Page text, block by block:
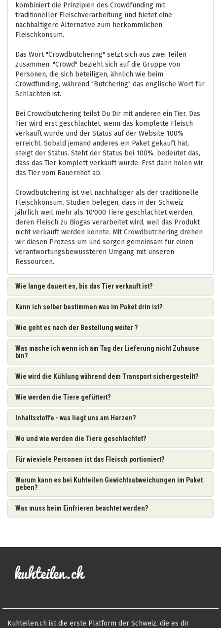
kombiniert die Prinzipien des Crowdfunding mit
traditioneller Fleischverarbeitung und bietet eine
nachhaltigere Alternative zum herkömmlichen
Fleischkonsum.
Das Wort "Crowdbutchering" setzt sich aus zwei Teilen
zusammen: "Crowd" bezieht sich auf die Gruppe von
Personen, die sich beteiligen, ähnlich wie beim
Crowdfunding, während "Butchering" das englische Wort für
Schlachten ist.
Bei Crowdbutchering teilst Du Dir mit anderen ein Tier. Das
Tier wird erst geschlachtet, wenn das komplette Fleisch
verkauft wurde und der Status auf der Website 100%
erreicht. Sobald jemand anderes ein Paket gekauft hat,
steigt der Status. Steht der Status bei 100%, bedeutet das,
dass das Tier komplett verkauft wurde. Erst dann holen wir
das Tier vom Bauernhof ab.
Crowdbutchering ist viel nachhaltiger als der traditionelle
Fleischkonsum. Studien belegen, dass in der Schweiz
jährlich weit mehr als 10'000 Tiere geschlachtet werden,
deren Fleisch zu Biogas verarbeitet wird, weil das Produkt
nicht verkauft werden konnte. Mit Crowdbutchering drehen
wir diesen Prozess um und sorgen gemeinsam für einen
verantwortungsbewussteren Umgang mit unseren
Ressourcen.
Wie lange dauert es, bis das Tier verkauft ist?
Kann ich selber bestimmen was im Paket drin ist?
Wie geht es nach der Bestellung weiter ?
Was mache ich wenn ich am Tag der Lieferung nicht Zuhause
bin?
Wie wird die Kühlung während dem Transport sichergestellt?
Wie werden die Tiere gefüttert?
Inhaltsstoffe - was liegt uns am Herzen?
Wo und wie werden die Tiere geschlachtet?
Für wieviele Personen ist das Fleisch portioniert?
Warum kann es bei Kuhteilen Gewichtsabweichungen im Paket
geben?
Was muss beim Einfrieren beachtet werden?
Kuhteilen.ch ist die erste Platform der Schweiz, die es dir